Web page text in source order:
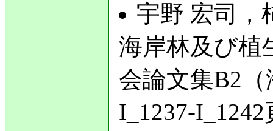
宇野 宏司，
海岸林及び植
会論文集B2
I_1237-